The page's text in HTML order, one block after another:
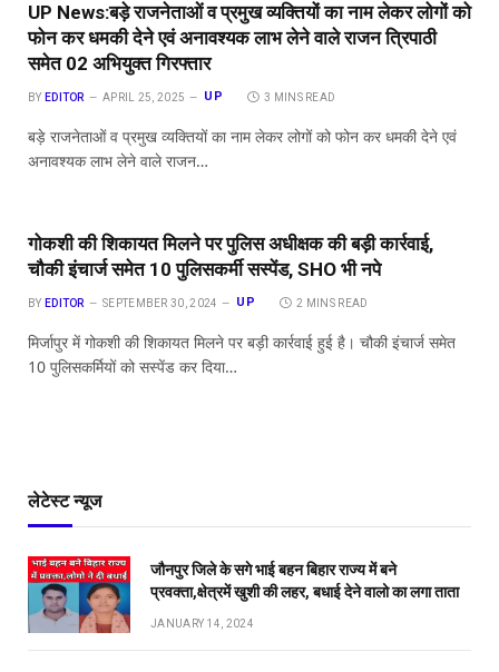
UP News:बड़े राजनेताओं व प्रमुख व्यक्तियों का नाम लेकर लोगों को
फोन कर धमकी देने एवं अनावश्यक लाभ लेने वाले राजन त्रिपाठी
समेत 02 अभियुक्त गिरफ्तार
BY EDITOR APRIL 25, 2025 UP 3 MINS READ
बड़े राजनेताओं व प्रमुख व्यक्तियों का नाम लेकर लोगों को फोन कर धमकी देने एवं
अनावश्यक लाभ लेने वाले राजन…
गोकशी की शिकायत मिलने पर पुलिस अधीक्षक की बड़ी कार्रवाई,
चौकी इंचार्ज समेत 10 पुलिसकर्मी सस्पेंड, SHO भी नपे
BY EDITOR SEPTEMBER 30, 2024 UP 2 MINS READ
मिर्जापुर में गोकशी की शिकायत मिलने पर बड़ी कार्रवाई हुई है। चौकी इंचार्ज समेत
10 पुलिसकर्मियों को सस्पेंड कर दिया…
लेटेस्ट न्यूज
जौनपुर जिले के सगे भाई बहन बिहार राज्य में बने
प्रवक्ता,क्षेत्रमें खुशी की लहर, बधाई देने वालो का लगा ताता
JANUARY 14, 2024